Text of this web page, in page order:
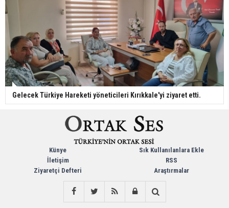
Gelecek Türkiye Hareketi yöneticileri Kırıkkale'yi ziyaret etti.
Künye
İletişim
Ziyaretçi Defteri
Sık Kullanılanlara Ekle
RSS
Araştırmalar